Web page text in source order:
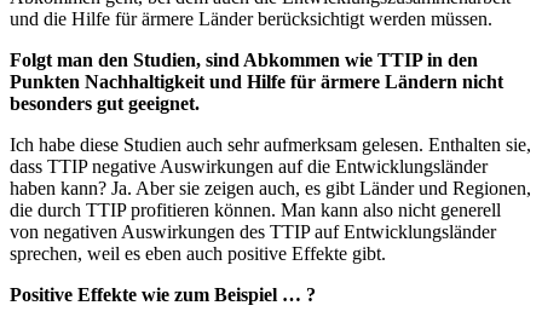
und die Hilfe für ärmere Länder berücksichtigt werden müssen.
Folgt man den Studien, sind Abkommen wie TTIP in den
Punkten Nachhaltigkeit und Hilfe für ärmere Ländern nicht
besonders gut geeignet.
Ich habe diese Studien auch sehr aufmerksam gelesen. Enthalten sie,
dass TTIP negative Auswirkungen auf die Entwicklungsländer
haben kann? Ja. Aber sie zeigen auch, es gibt Länder und Regionen,
die durch TTIP profitieren können. Man kann also nicht generell
von negativen Auswirkungen des TTIP auf Entwicklungsländer
sprechen, weil es eben auch positive Effekte gibt.
Positive Effekte wie zum Beispiel … ?